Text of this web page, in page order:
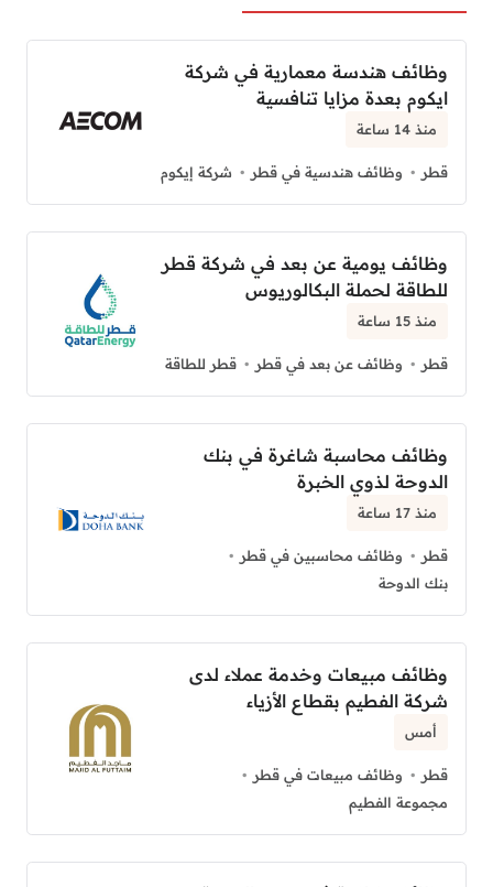
وظائف هندسة معمارية في شركة
ايكوم بعدة مزايا تنافسية
منذ 14 ساعة
قطر وظائف هندسية في قطر شركة إيكوم
وظائف يومية عن بعد في شركة قطر
للطاقة لحملة البكالوريوس
منذ 15 ساعة
قطر وظائف عن بعد في قطر قطر للطاقة
وظائف محاسبة شاغرة في بنك
الدوحة لذوي الخبرة
منذ 17 ساعة
قطر
وظائف محاسبين في قطر
بنك الدوحة
وظائف مبيعات وخدمة عملاء لدى
شركة الفطيم بقطاع الأزياء
أمس
قطر
وظائف مبيعات في قطر
مجموعة الفطيم